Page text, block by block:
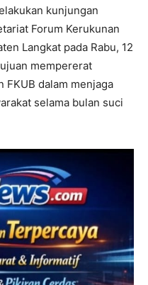
kunjungan
Forum Kerukunan
Langkat pada Rabu, 12
mempererat
FKUB dalam menjaga
selama bulan suci